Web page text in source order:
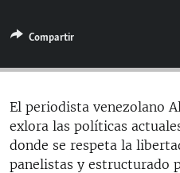
ESPECIALES
ESPECIALES
LA REALIDAD DE LA
SER VIEJO EN CUBA
KENTU-CUBANO
MULTIMEDIA
EDITORIALES
SÍGUENOS
Compartir
El periodista venezolano
exlora las políticas
donde se respeta la
panelistas y estructurado